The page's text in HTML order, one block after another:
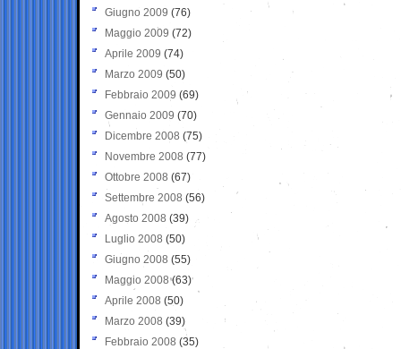
Giugno 2009 (76)
Maggio 2009 (72)
Aprile 2009 (74)
Marzo 2009 (50)
Febbraio 2009 (69)
Gennaio 2009 (70)
Dicembre 2008 (75)
Novembre 2008 (77)
Ottobre 2008 (67)
Settembre 2008 (56)
Agosto 2008 (39)
Luglio 2008 (50)
Giugno 2008 (55)
Maggio 2008(63)
Aprile 2008 (50)
Marzo 2008 (39)
Febbraio 2008 (35)